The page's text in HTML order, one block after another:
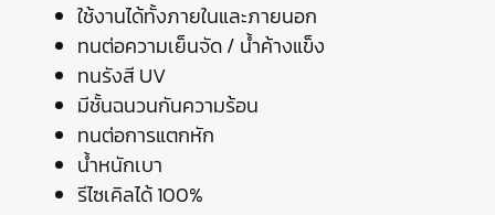
ใช้งานได้ทั้งภายในและภายนอก
ทนต่อความเย็นจัด / น้ำค้างแข็ง
ทนรังสี UV
มีชั้นฉนวนกันความร้อน
ทนต่อการแตกหัก
น้ำหนักเบา
รีไซเคิลได้ 100%